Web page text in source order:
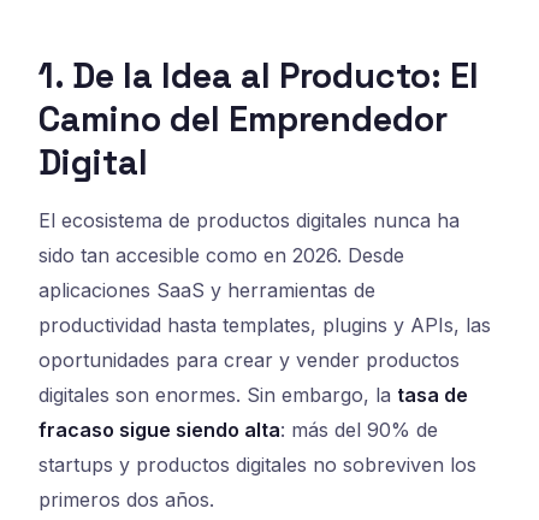
1. De la Idea al Producto: El
Camino del Emprendedor
Digital
El ecosistema de productos digitales nunca ha
sido tan accesible como en 2026. Desde
aplicaciones SaaS y herramientas de
productividad hasta templates, plugins y APIs, las
oportunidades para crear y vender productos
digitales son enormes. Sin embargo, la tasa de
fracaso sigue siendo alta: más del 90% de
startups y productos digitales no sobreviven los
primeros dos años.